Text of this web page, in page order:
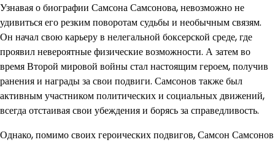
Узнавая о биографии Самсона Самсонова, невозможно не
удивиться его резким поворотам судьбы и необычным связям.
Он начал свою карьеру в нелегальной боксерской среде, где
проявил невероятные физические возможности. А затем во
время Второй мировой войны стал настоящим героем, получив
ранения и награды за свои подвиги. Самсонов также был
активным участником политических и социальных движений,
всегда отстаивая свои убеждения и борясь за справедливость.
Однако, помимо своих героических подвигов, Самсон Самсонов